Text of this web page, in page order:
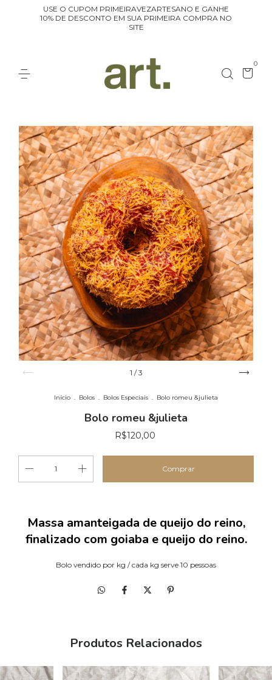
USE O CUPOM PRIMEIRAVEZARTESANO E GANHE
10% DE DESCONTO EM SUA PRIMEIRA COMPRA NO
SITE
0
1 /3
Início . Bolos . Bolos Especiais . Bolo romeu &julieta
Bolo romeu &julieta
R$120,00
Massa amanteigada de queijo do reino,
finalizado com goiaba e queijo do reino.
Bolo vendido por kg / cada kg serve 10 pessoas
Produtos Relacionados